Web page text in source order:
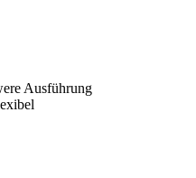
Ausführung